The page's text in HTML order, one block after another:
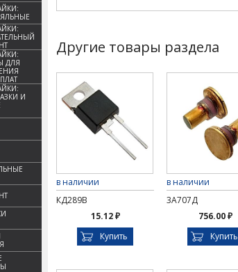
ДЛЯ
И
Другие товары раздела
в наличии
КД289В
15.12 ₽
Купить
в наличии
3А707Д
756.00 ₽
Купить